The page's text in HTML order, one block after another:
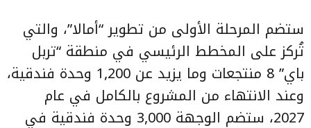
ستضم المرحلة الأولى من تطوير “أمالا”، والتي
تُركز على المخطط الرئيسي في منطقة “تربل
باي” 8 منتجعات وما يزيد عن 1,200 وحدة فندقية،
وعند الانتهاء من المشروع بالكامل في عام
2027، ستضم الوجهة 3,000 وحدة فندقية في